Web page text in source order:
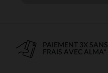
PAIEMENT 3X SANS
FRAIS AVEC ALMA*